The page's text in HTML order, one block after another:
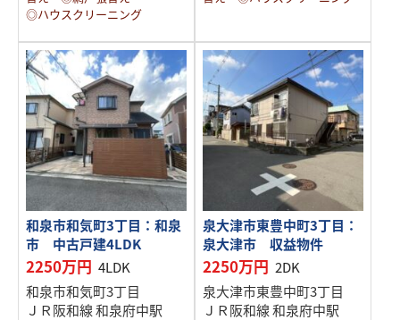
◎ハウスクリーニング
和泉市和気町3丁目：和泉
市 中古戸建4LDK
2250万円 4LDK
和泉市和気町3丁目
ＪＲ阪和線 和泉府中駅
泉大津市東豊中町3丁目：
泉大津市 収益物件
2250万円 2DK
泉大津市東豊中町3丁目
ＪＲ阪和線 和泉府中駅